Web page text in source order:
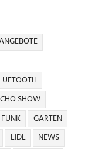
SHOW
FUNK
GARTEN
LIDL
NEWS